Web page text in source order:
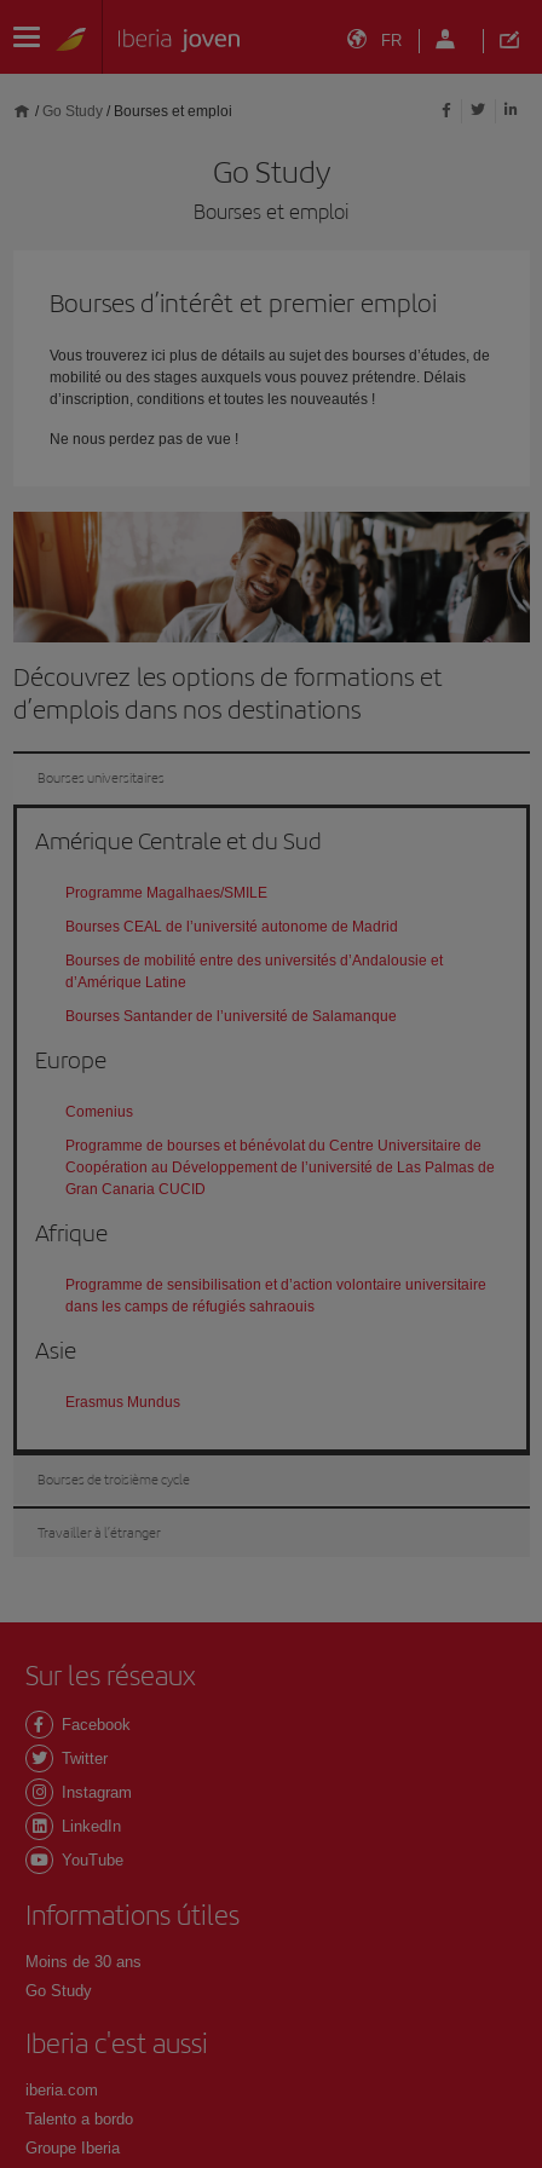
FR
/ Go Study/ Bourses et emploi
Go Study
Bourses et emploi
Bourses d’intérêt et premier emploi
Vous trouverez ici plus de détails au sujet des bourses d’études, de
mobilité ou des stages auxquels vous pouvez prétendre. Délais
d’inscription, conditions et toutes les nouveautés !
Ne nous perdez pas de vue !
Découvrez les options de formations et
d’emplois dans nos destinations
Bourses universitaires
Amérique Centrale et du Sud
Programme Magalhaes/SMILE
Bourses CEAL de l’université autonome de Madrid
Bourses de mobilité entre des universités d’Andalousie et
d’Amérique Latine
Bourses Santander de l’université de Salamanque
Europe
Comenius
Programme de bourses et bénévolat du Centre Universitaire de
Coopération au Développement de l’université de Las Palmas de
Gran Canaria CUCID
Afrique
Programme de sensibilisation et d’action volontaire universitaire
dans les camps de réfugiés sahraouis
Asie
Erasmus Mundus
Bourses de troisième cycle
Travailler à l’étranger
Sur les réseaux
Facebook
Twitter
Instagram
LinkedIn
YouTube
Informations útiles
Moins de 30 ans
Go Study
Iberia c'est aussi
iberia.com
Talento a bordo
Groupe Iberia